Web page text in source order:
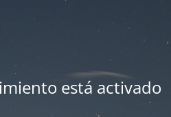
está activado